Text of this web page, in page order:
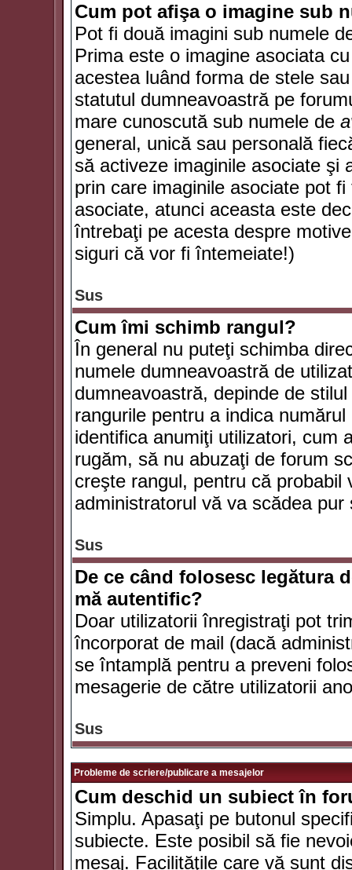
Cum pot afişa o imagine sub
Pot fi două imagini sub numele
Prima este o imagine asociata
acestea luând forma de stele
statutul dumneavoastră pe
mare cunoscută sub numele de
general, unică sau personală
să activeze imaginile asociate şi
prin care imaginile asociate pot
asociate, atunci aceasta este
întrebaţi pe acesta despre
siguri că vor fi întemeiate!)
Sus
Cum îmi schimb rangul?
În general nu puteţi schimba
numele dumneavoastră de
dumneavoastră, depinde de
rangurile pentru a indica
identifica anumiţi utilizatori, cum
rugăm, să nu abuzaţi de forum
creşte rangul, pentru că
administratorul vă va scădea
Sus
De ce când folosesc legătura
mă autentific?
Doar utilizatorii înregistraţi pot
încorporat de mail (dacă
se întamplă pentru a preveni
mesagerie de către utilizatorii
Sus
Probleme de scriere/publicare a mesajelor
Cum deschid un subiect în
Simplu. Apasaţi pe butonul
subiecte. Este posibil să fie
mesaj. Facilităţile care vă sunt